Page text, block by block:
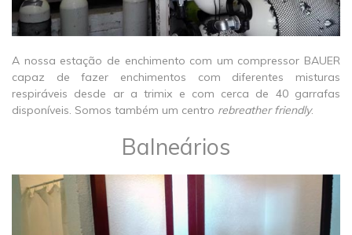
​A nossa estação de enchimento com um compressor BAUER
capaz de fazer enchimentos com diferentes misturas
respiráveis desde ar a trimix e com cerca de 40 garrafas
disponíveis.​ Somos também um centro rebreather friendly.
Balneários